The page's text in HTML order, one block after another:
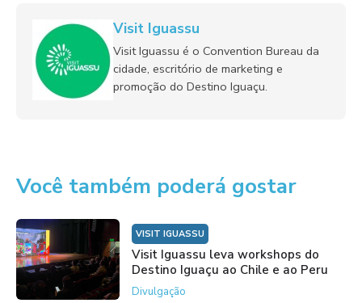
Visit Iguassu
Visit Iguassu é o Convention Bureau da
cidade, escritório de marketing e
promoção do Destino Iguaçu.
Você também poderá gostar
VISIT IGUASSU
Visit Iguassu leva workshops do
Destino Iguaçu ao Chile e ao Peru
Divulgação